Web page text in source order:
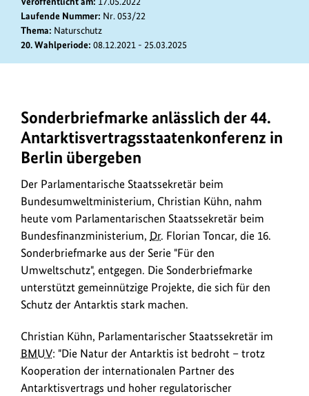
Laufende Nummer: Nr. 053/22
Thema: Naturschutz
20. Wahlperiode: 08.12.2021 - 25.03.2025
Die
16.
Sonderbriefmarke
unterstützt
gemeinnützige
Projekte,
die
sich
für
den
der
Antarktis
stark
Sonderbriefmarke anlässlich der 44.
Antarktisvertragsstaatenkonferenz in
Berlin übergeben
Der Parlamentarische Staatssekretär beim
Bundesumweltministerium, Christian Kühn, nahm
heute vom Parlamentarischen Staatssekretär beim
Bundesfinanzministerium, Dr. Florian Toncar, die 16.
Sonderbriefmarke aus der Serie "Für den
Umweltschutz", entgegen. Die Sonderbriefmarke
unterstützt gemeinnützige Projekte, die sich für den
Schutz der Antarktis stark machen.
Christian Kühn, Parlamentarischer Staatssekretär im
BMUV: "Die Natur der Antarktis ist bedroht – trotz
Kooperation der internationalen Partner des
Antarktisvertrags und hoher regulatorischer